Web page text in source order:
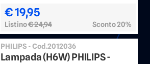
€ 19,95
Listino€ 24,94 Sconto 20%
PHILIPS - Cod.2012036
Lampada (H6W) PHILIPS -